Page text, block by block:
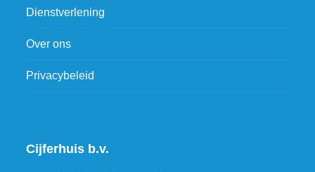
Dienstverlening
Over ons
Privacybeleid
Cijferhuis b.v.